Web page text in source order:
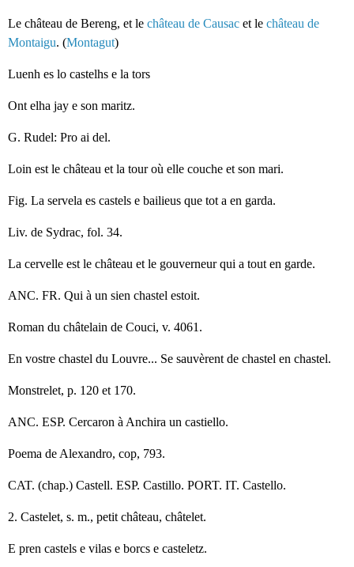
Le château de Bereng, et le château de Causac et le château de
Montaigu. (Montagut)
Luenh es lo castelhs e la tors
Ont elha jay e son maritz.
G. Rudel: Pro ai del.
Loin est le château et la tour où elle couche et son mari.
Fig. La servela es castels e bailieus que tot a en garda.
Liv. de Sydrac, fol. 34.
La cervelle est le château et le gouverneur qui a tout en garde.
ANC. FR. Qui à un sien chastel estoit.
Roman du châtelain de Couci, v. 4061.
En vostre chastel du Louvre... Se sauvèrent de chastel en chastel.
Monstrelet, p. 120 et 170.
ANC. ESP. Cercaron à Anchira un castiello.
Poema de Alexandro, cop, 793.
CAT. (chap.) Castell. ESP. Castillo. PORT. IT. Castello.
2. Castelet, s. m., petit château, châtelet.
E pren castels e vilas e borcs e casteletz.